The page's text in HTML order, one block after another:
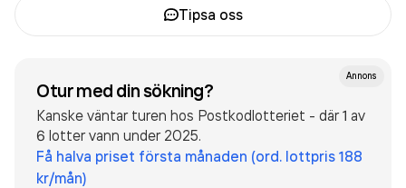
Tipsa oss
Annons
Otur med din sökning?
Kanske väntar turen hos Postkodlotteriet - där 1 av
6 lotter vann under 2025.
Få halva priset första månaden (ord. lottpris 188
kr/mån)